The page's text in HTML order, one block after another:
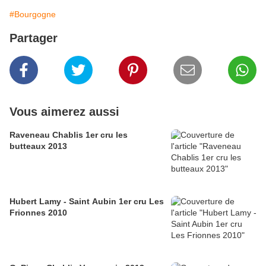
#Bourgogne
Partager
Vous aimerez aussi
Raveneau Chablis 1er cru les
butteaux 2013
Hubert Lamy - Saint Aubin 1er cru Les
Frionnes 2010